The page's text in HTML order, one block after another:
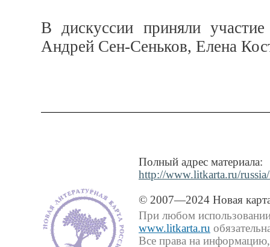
В дискуссии приняли
Андрей Сен-Сеньков, Елена
Полный адрес материала:
http://www.litkarta.ru/
© 2007—2024 Новая
При любом использовании
www.litkarta.ru
Все права на